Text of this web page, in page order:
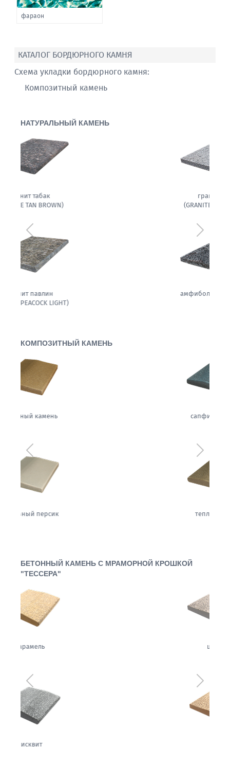
фараон
КАТАЛОГ БОРДЮРНОГО КАМНЯ
Схема укладки бордюрного камня:
Композитный камень
НАТУРАЛЬНЫЙ КАМЕНЬ
Предыдущий
КОМПОЗИТНЫЙ КАМЕНЬ
Предыдущий
БЕТОННЫЙ КАМЕНЬ С МРАМОРНОЙ КРОШКОЙ
"ТЕССЕРА"
Предыдущий